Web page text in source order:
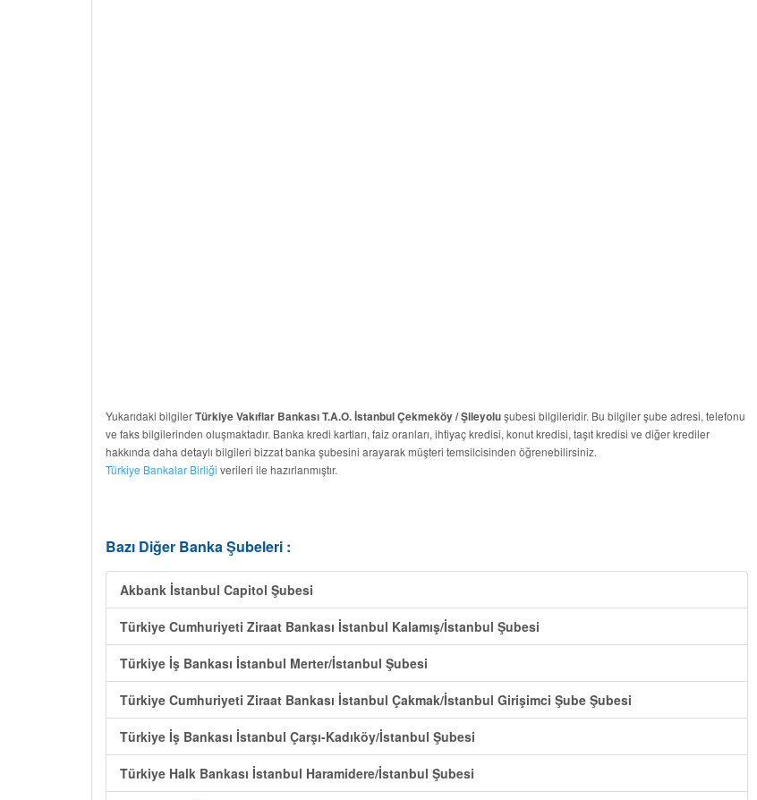
Yukarıdaki bilgilerTürkiye Vakıflar Bankası T.A.O. İstanbul Çekmeköy / Şileyoluşubesi bilgileridir. Bu bilgiler şube adresi, telefonu
ve faks bilgilerinden oluşmaktadır. Banka kredi kartları, faiz oranları, ihtiyaç kredisi, konut kredisi, taşıt kredisi ve diğer krediler
hakkında daha detaylı bilgileri bizzat banka şubesini arayarak müşteri temsilcisinden öğrenebilirsiniz.
Türkiye Bankalar Birliği verileri ile hazırlanmıştır.
Bazı Diğer Banka Şubeleri :
Akbank İstanbul Capitol Şubesi
Türkiye Cumhuriyeti Ziraat Bankası İstanbul Kalamış/İstanbul Şubesi
Türkiye İş Bankası İstanbul Merter/İstanbul Şubesi
Türkiye Cumhuriyeti Ziraat Bankası İstanbul Çakmak/İstanbul Girişimci Şube Şubesi
Türkiye İş Bankası İstanbul Çarşı-Kadıköy/İstanbul Şubesi
Türkiye Halk Bankası İstanbul Haramidere/İstanbul Şubesi